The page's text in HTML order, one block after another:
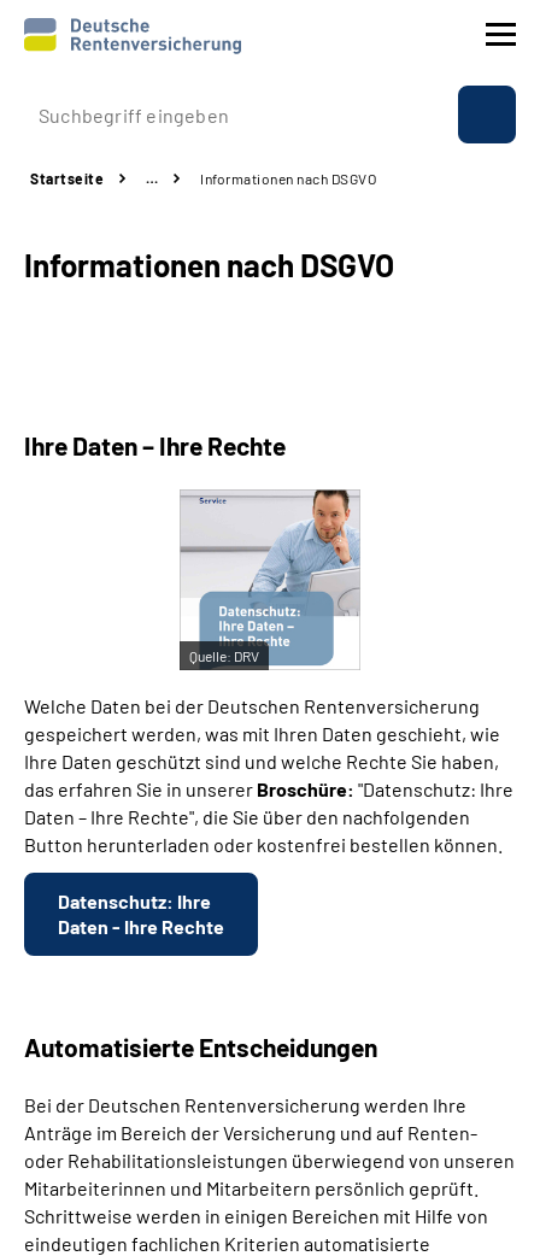
Prävention
Rente
Inhalte in Gebärdensprache (DGS)
Leichte Sprache
Mein Kundenportal
Startseite … Informationen nach DSGVO
Informationen nach DSGVO
Ihre Daten – Ihre Rechte
Quelle: DRV
Welche Daten bei der Deutschen Rentenversicherung
gespeichert werden, was mit Ihren Daten geschieht, wie
Ihre Daten geschützt sind und welche Rechte Sie haben,
das erfahren Sie in unserer Broschüre: "Datenschutz: Ihre
Daten – Ihre Rechte", die Sie über den nachfolgenden
Button herunterladen oder kostenfrei bestellen können.
Datenschutz: Ihre
Daten - Ihre Rechte
Automatisierte Entscheidungen
Bei der Deutschen Rentenversicherung werden Ihre
Anträge im Bereich der Versicherung und auf Renten-
oder Rehabilitationsleistungen überwiegend von unseren
Mitarbeiterinnen und Mitarbeitern persönlich geprüft.
Schrittweise werden in einigen Bereichen mit Hilfe von
eindeutigen fachlichen Kriterien automatisierte